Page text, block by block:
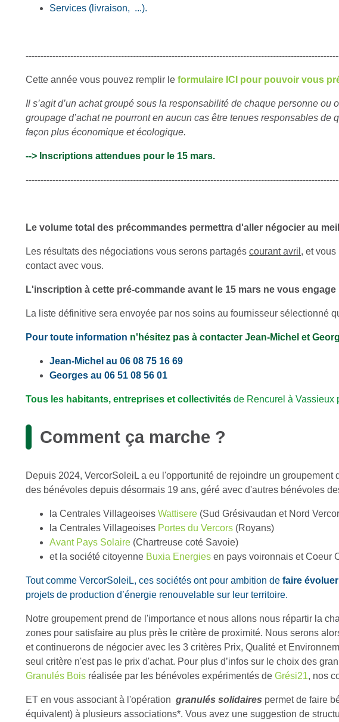
Services (livraison, ...).
Cette année vous pouvez remplir le formulaire ICI pour pouvoir vous
Il s’agit d’un achat groupé sous la responsabilité de chaque personne
groupage d’achat ne pourront en aucun cas être tenues responsables
façon plus économique et écologique.
--> Inscriptions attendues pour le 15 mars.
Le volume total des précommandes permettra d'aller négocier au
Les résultats des négociations vous serons partagés courant avril , et
contact avec vous.
L'inscription à cette pré-commande avant le 15 mars ne vous
La liste définitive sera envoyée par nos soins au fournisseur sélectionné
Pour toute information n'hésitez pas à contacter Jean-Michel et
Jean-Michel au 06 08 75 16 69
Georges au 06 51 08 56 01
Tous les habitants, entreprises et collectivités de Rencurel à Vassieux
Comment ça marche ?
Depuis 2024, VercorSoleiL a eu l'opportunité de rejoindre un
des bénévoles depuis désormais 19 ans, géré avec d'autres bénévoles
la Centrales Villageoises Wattisere (Sud Grésivaudan et Nord
la Centrales Villageoises Portes du Vercors (Royans)
Avant Pays Solaire (Chartreuse coté Savoie)
et la société citoyenne Buxia Energies en pays voironnais et Coeur
Tout comme VercorSoleiL, ces sociétés ont pour ambition de faire
projets de production d’énergie renouvelable sur leur territoire.
Notre groupement prend de l'importance et nous allons nous répartir la
zones pour satisfaire au plus près le critère de proximité. Nous serons
et continuerons de négocier avec les 3 critères Prix, Qualité et
seul critère n'est pas le prix d'achat. Pour plus d’infos sur le choix des
Granulés Bois réalisée par les bénévoles expérimentés de Grési21, nos
ET en vous associant à l'opération granulés solidaires permet de faire
équivalent) à plusieurs associations*. Vous avez une suggestion de